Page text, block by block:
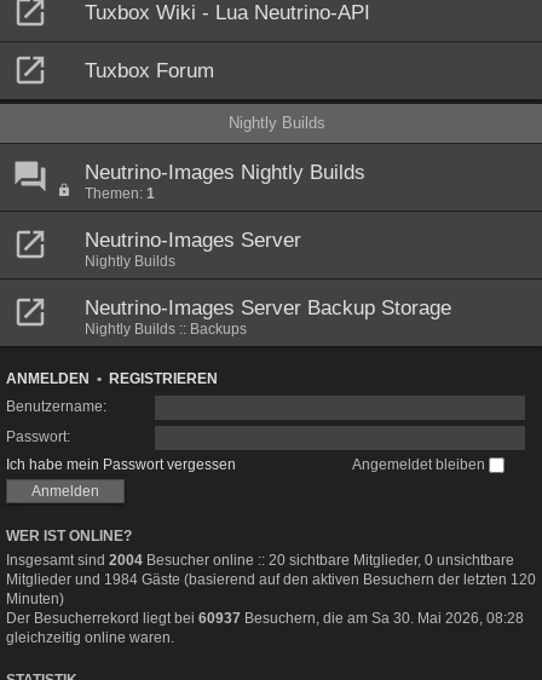
Tuxbox Wiki - Lua Neutrino-API
Tuxbox Forum
Nightly Builds
Neutrino-Images Nightly Builds
Themen: 1
Neutrino-Images Server
Nightly Builds
Neutrino-Images Server Backup Storage
Nightly Builds :: Backups
ANMELDEN • REGISTRIEREN
Benutzername:
Passwort:
Ich habe mein Passwort vergessen
Angemeldet bleiben
WER IST ONLINE?
Insgesamt sind 2004 Besucher online :: 20 sichtbare Mitglieder, 0 unsichtbare
Mitglieder und 1984 Gäste (basierend auf den aktiven Besuchern der letzten 120
Minuten)
Der Besucherrekord liegt bei 60937 Besuchern, die am Sa 30. Mai 2026, 08:28
gleichzeitig online waren.